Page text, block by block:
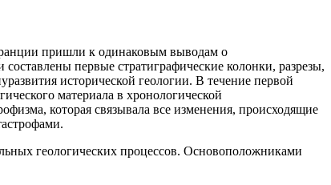
пришли к одинаковым выводам о
первые стратиграфические колонки, разрезы,
исторической геологии. В течение первой
материала в хронологической
которая связывала все изменения, происходящие
геологических процессов. Основоположниками